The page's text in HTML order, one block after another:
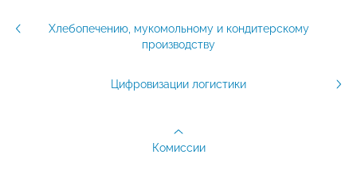
Хлебопечению, мукомольному и кондитерскому
производству
Цифровизации логистики
Комиссии